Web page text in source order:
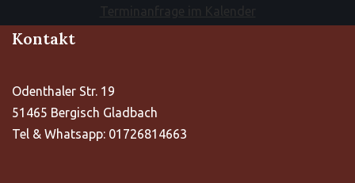
Terminanfrage im Kalender
Kontakt
Odenthaler Str. 19
51465 Bergisch Gladbach
Tel & Whatsapp: 01726814663